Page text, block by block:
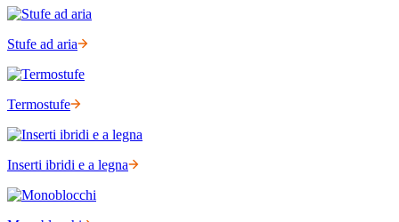
Stufe ad aria
Termostufe
Inserti ibridi e a legna